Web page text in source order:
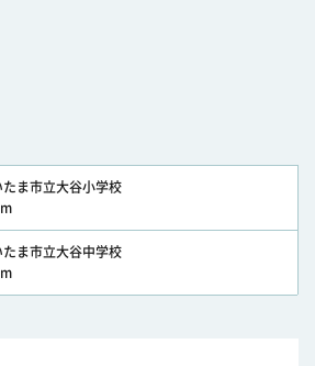
たま市立大谷小学校
たま市立大谷中学校